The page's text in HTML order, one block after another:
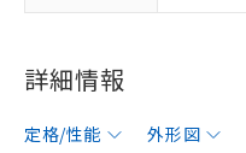
詳細情報
定格/性能 外形図